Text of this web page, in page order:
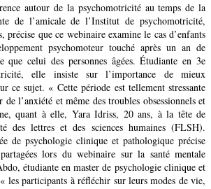
autour de la psychomotricité au temps de la
de l’amicale de l’Institut de psychomotricité,
précise que ce webinaire examine le cas d’enfants
psychomoteur touché après un an de
que celui des personnes âgées. Étudiante en 3e
elle insiste sur l’importance de mieux
ce sujet. « Cette période est tellement stressante
de l’anxiété et même des troubles obsessionnels et
quant à elle, Yara Idriss, 20 ans, à la tête de
des lettres et des sciences humaines (FLSH).
de psychologie clinique et pathologique précise
lors du webinaire sur la santé mentale
étudiante en master de psychologie clinique et
les participants à réfléchir sur leurs modes de vie,